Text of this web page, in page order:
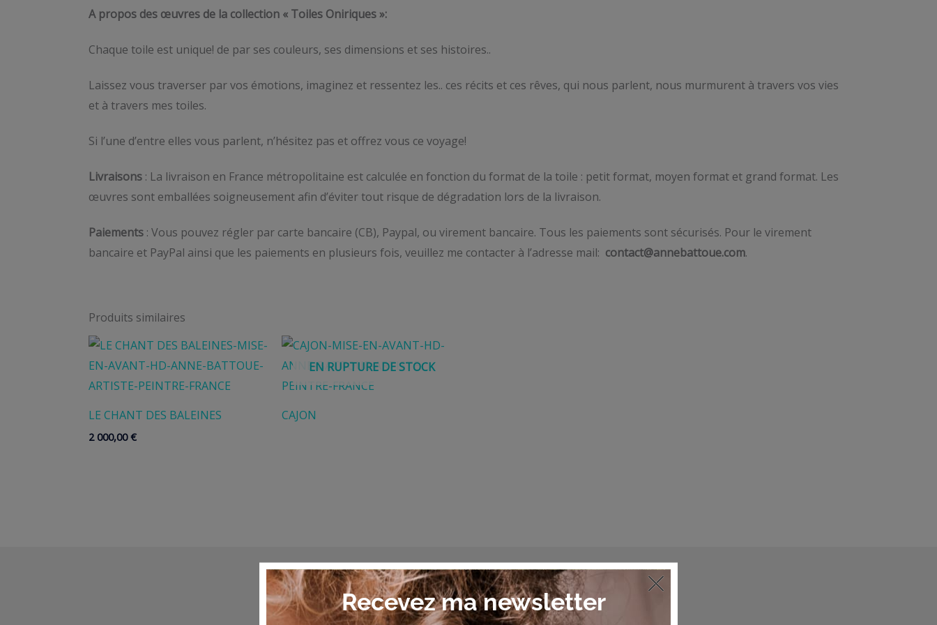
A propos des œuvres de la collection « Toiles Oniriques »:
Chaque toile est unique! de par ses couleurs, ses dimensions et ses histoires..
Laissez vous traverser par vos émotions, imaginez et ressentez les.. ces récits et ces rêves, qui nous parlent, nous murmurent à travers vos vies
et à travers mes toiles.
Si l’une d’entre elles vous parlent, n’hésitez pas et offrez vous ce voyage!
Livraisons: La livraison en France métropolitaine est calculée en fonction du format de la toile : petit format, moyen format et grand format. Les
œuvres sont emballées soigneusement afin d’éviter tout risque de dégradation lors de la livraison.
Paiements: Vous pouvez régler par carte bancaire (CB), Paypal, ou virement bancaire. Tous les paiements sont sécurisés. Pour le virement
bancaire et PayPal ainsi que les paiements en plusieurs fois, veuillez me contacter à l’adresse mail: contact@annebattoue.com.
Produits similaires
LE CHANT DES BALEINES
2 000,00€
EN RUPTURE DE STOCK
CAJON
Connect